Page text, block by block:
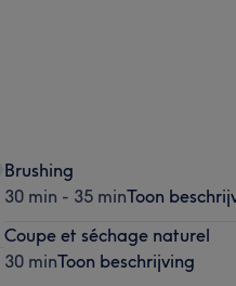
Brushing
30 min - 35 minToon
Coupe et séchage naturel
30 minToon beschrijving